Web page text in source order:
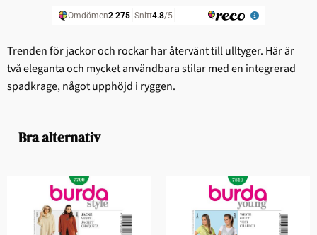
Trenden för jackor och rockar har återvänt till ulltyger. Här är
två eleganta och mycket användbara stilar med en integrerad
spadkrage, något upphöjd i ryggen.
Bra alternativ